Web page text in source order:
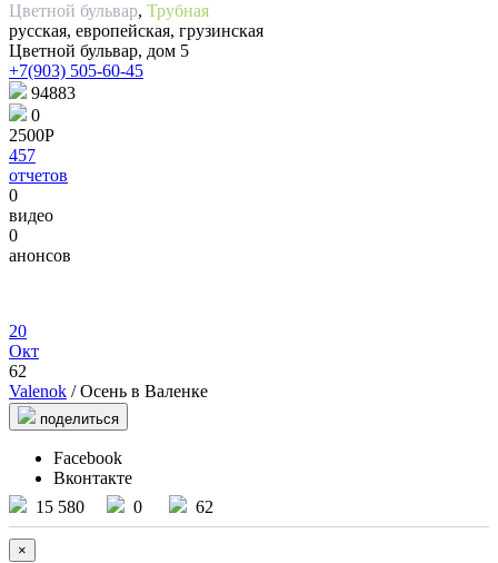
Цветной бульвар, Трубная
русская, европейская, грузинская
Цветной бульвар, дом 5
+7(903) 505-60-45
94883
0
2500Р
457
отчетов
0
видео
0
анонсов
20
Окт
62
Valenok / Осень в Валенке
поделиться
Facebook
Вконтакте
15 580
0 62
×